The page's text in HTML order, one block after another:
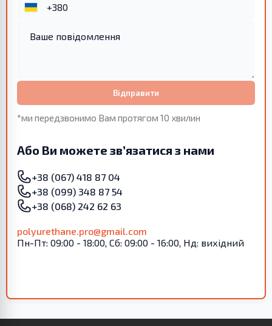
Відправити
*ми передзвонимо Вам протягом 10 хвилин
Або Ви можете зв’язатися з нами
+38 (067) 418 87 04
+38 (099) 348 87 54
+38 (068) 242 62 63
polyurethane.pro@gmail.com
Пн-Пт: 09:00 - 18:00, Сб: 09:00 - 16:00, Нд: вихідний